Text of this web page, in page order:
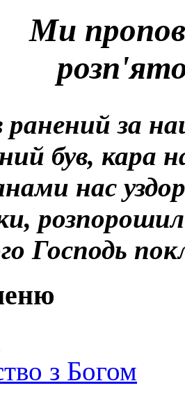
Ми
ранений за
був, кара
нас
Господь
з Богом